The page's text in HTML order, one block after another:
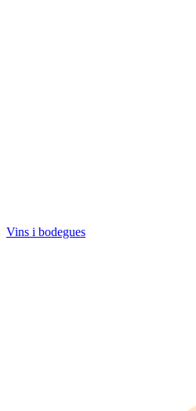
Vins i bodegues